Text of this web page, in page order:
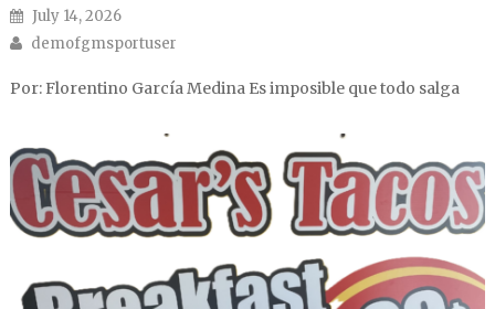
Posted on
July 14, 2026
Author
demofgmsportuser
Por: Florentino García Medina Es imposible que todo salga